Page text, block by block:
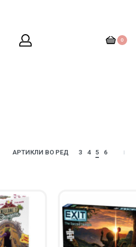
0
АРТИКЛИ ВО РЕД 3 4 5 6